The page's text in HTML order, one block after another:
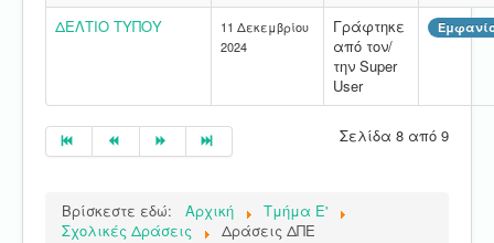
ΔΕΛΤΙΟ ΤΥΠΟΥ
11 Δεκεμβρίου
2024
Γράφτηκε
από τον/
την Super
User
Σελίδα 8 από 9
Βρίσκεστε εδώ: Αρχική
Τμήμα E'
Σχολικές Δράσεις
Δράσεις ΔΠΕ